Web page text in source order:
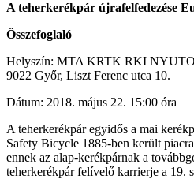
A teherkerékpár újrafelfedezése
Összefoglaló
Helyszín: MTA KRTK RKI
9022 Győr, Liszt Ferenc utca 10.
Dátum: 2018. május 22. 15:00 óra
A teherkerékpár egyidős a mai
Safety Bicycle 1885-ben került
ennek az alap-kerékpárnak a
teherkerékpár felívelő karrierje a 19.